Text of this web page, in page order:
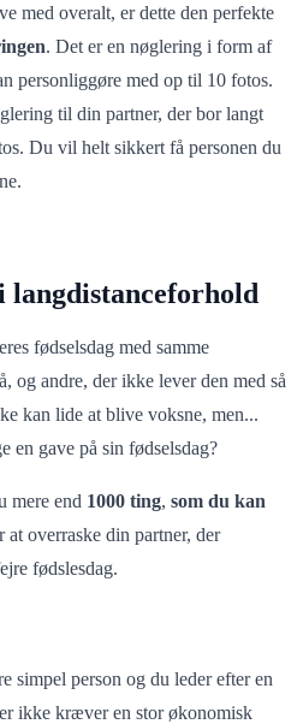
med overalt, er dette den perfekte
. Det er en nøglering i form af
personliggøre med op til 10 fotos.
til din partner, der bor langt
Du vil helt sikkert få personen du
langdistanceforhold
fødselsdag med samme
og andre, der ikke lever den med så
kan lide at blive voksne, men...
en gave på sin fødselsdag?
mere end 1000 ting, som du kan
at overraske din partner, der
fødslesdag.
simpel person og du leder efter en
ikke kræver en stor økonomisk